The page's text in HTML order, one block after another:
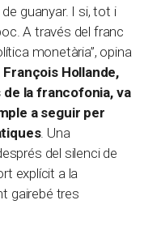
guanyar. I si, tot i
A través del franc
monetària”, opina
François Hollande,
la francofonia, va
a seguir per
. Una
del silenci de
explícit a la
gairebé tres